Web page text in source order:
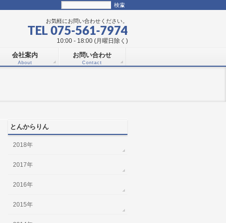
お気軽にお問い合わせください。
TEL 075-561-7974
10:00 - 18:00 (月曜日除く)
会社案内
About
お問い合わせ
Contact
とんからりん
2018年
2017年
2016年
2015年